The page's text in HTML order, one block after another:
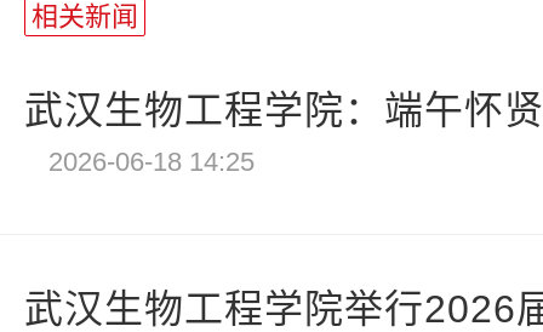
相关新闻
武汉生物工程学院：端午怀
2026-06-18 14:25
武汉生物工程学院举行2026